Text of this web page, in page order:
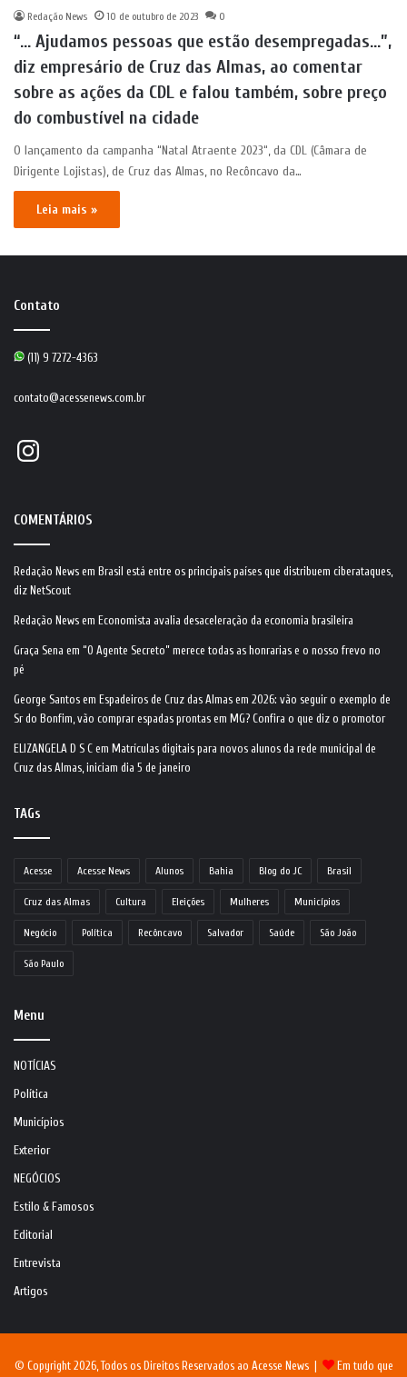
Redação News 10 de outubro de 2023 0
“… Ajudamos pessoas que estão desempregadas…”,
diz empresário de Cruz das Almas, ao comentar
sobre as ações da CDL e falou também, sobre preço
do combustível na cidade
O lançamento da campanha “Natal Atraente 2023“, da CDL (Câmara de
Dirigente Lojistas), de Cruz das Almas, no Recôncavo da…
Leia mais »
Contato
(11) 9 7272-4363
contato@acessenews.com.br
Instagram
COMENTÁRIOS
Redação News em Brasil está entre os principais países que distribuem ciberataques,
diz NetScout
Redação News em Economista avalia desaceleração da economia brasileira
Graça Sena em “O Agente Secreto” merece todas as honrarias e o nosso frevo no
pé
George Santos em Espadeiros de Cruz das Almas em 2026: vão seguir o exemplo de
Sr do Bonfim, vão comprar espadas prontas em MG? Confira o que diz o promotor
ELIZANGELA D S C em Matrículas digitais para novos alunos da rede municipal de
Cruz das Almas, iniciam dia 5 de janeiro
TAGs
Acesse Acesse News Alunos Bahia Blog do JC Brasil
Cruz das Almas Cultura Eleições Mulheres Municípios
Negócio Política Recôncavo Salvador Saúde São João
São Paulo
Menu
NOTÍCIAS
Política
Municípios
Exterior
NEGÓCIOS
Estilo & Famosos
Editorial
Entrevista
Artigos
© Copyright 2026, Todos os Direitos Reservados ao Acesse News | Em tudo que